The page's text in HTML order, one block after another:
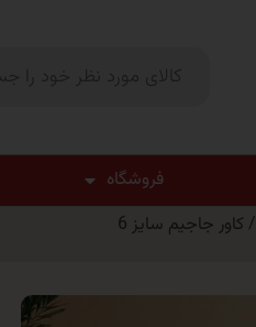
فروشگاه
/ کاور جاجیم سایز 6